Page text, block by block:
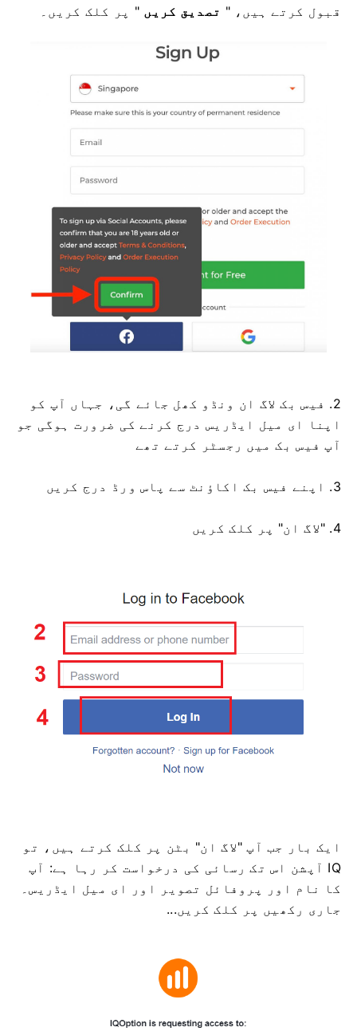
قبول کرتے ہیں، " تصدیق کریں " پر کلک کریں۔
2. فیس بک لاگ ان ونڈو کھل جائے گی، جہاں آپ کو
اپنا ای میل ایڈریس درج کرنے کی ضرورت ہوگی جو
آپ فیس بک میں رجسٹر کرتے تھے
3. اپنے فیس بک اکاؤنٹ سے پاس ورڈ درج کریں
4. "لاگ ان" پر کلک کریں
ایک بار جب آپ "لاگ ان" بٹن پر کلک کرتے ہیں، تو
IQ آپشن اس تک رسائی کی درخواست کر رہا ہے: آپ
کا نام اور پروفائل تصویر اور ای میل ایڈریس۔
جاری رکھیں پر کلک کریں...